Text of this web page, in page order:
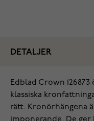
DETALJER
Edblad Crown
klassiska
rätt. Kronörhängena